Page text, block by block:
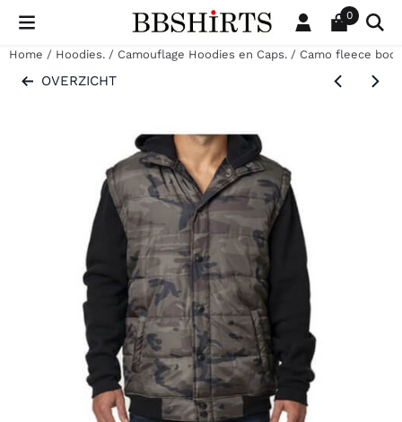
Cookievoorkeuren zijn beschikbaar. Kies instellingen of sta
0
Home / Hoodies. / Camouflage Hoodies en Caps. / Camo fleece
OVERZICHT